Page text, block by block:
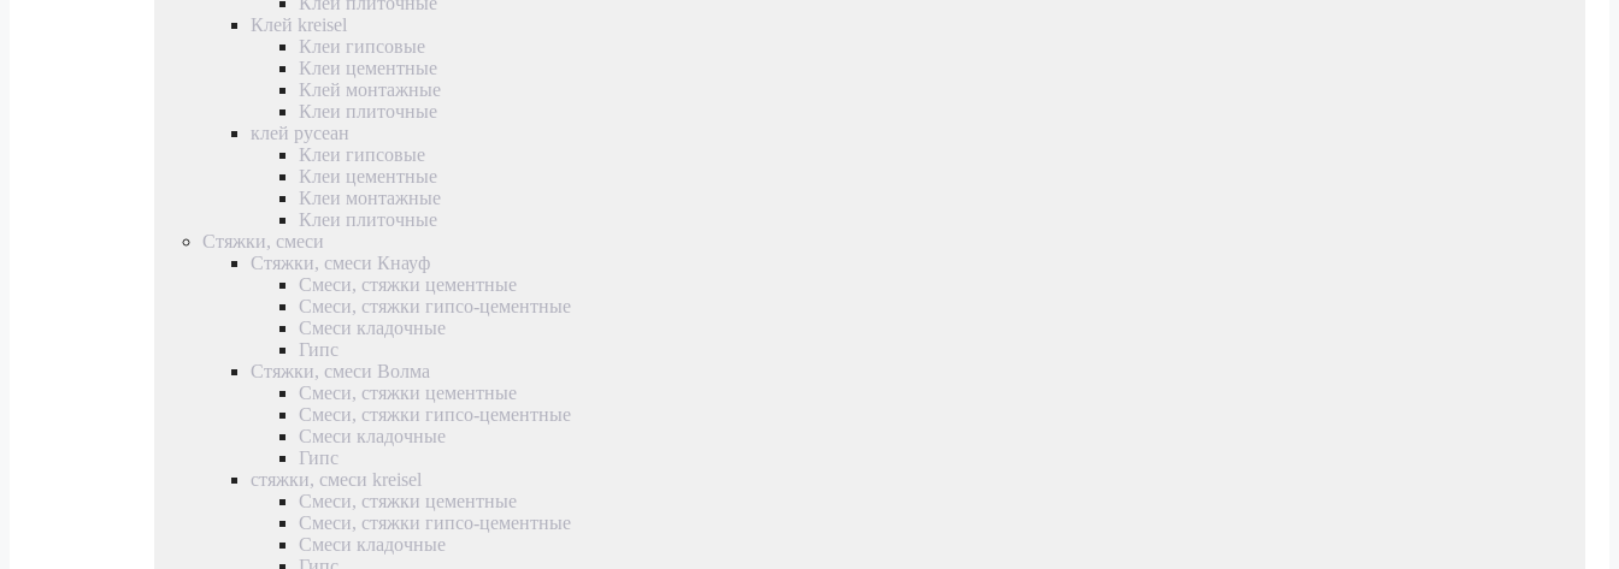
Клей kreisel
Клеи гипсовые
Клеи цементные
Клей монтажные
Клеи плиточные
клей русеан
Клеи гипсовые
Клеи цементные
Клеи монтажные
Клеи плиточные
Стяжки, смеси
Стяжки, смеси Кнауф
Смеси, стяжки цементные
Смеси, стяжки гипсо-цементные
Смеси кладочные
Гипс
Стяжки, смеси Волма
Смеси, стяжки цементные
Смеси, стяжки гипсо-цементные
Смеси кладочные
Гипс
стяжки, смеси kreisel
Смеси, стяжки цементные
Смеси, стяжки гипсо-цементные
Смеси кладочные